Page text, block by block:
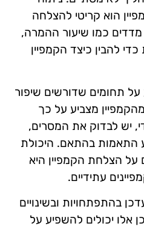
הוא קריטי להצלחה
כמו שיעור ההמרה,
להבין כיצד הקמפיין
על תחומים שדורשים שיפור
מצביע על כך
יש לבדוק את המסרים,
התאמות בהתאם. היכולת
על הצלחת הקמפיין היא
עתידיים.
בהתפתחויות ובשינויים
אלו יכולים להשפיע על